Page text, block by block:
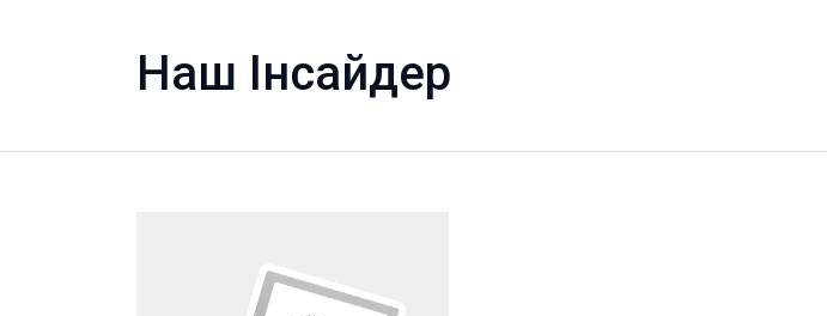
Наш Інсайдер